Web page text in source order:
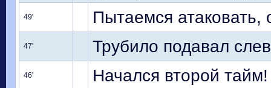
49' Пытаемся атаковать,
47' Трубило подавал
46' Начался второй тайм!